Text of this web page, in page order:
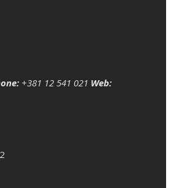
+381 12 541 021 Web: